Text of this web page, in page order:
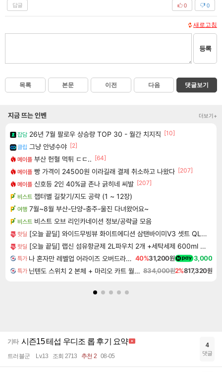
답글 0
0
새로고침
등록
목록 본문 이전 다음 댓글보기
지금 뜨는 인벤 더보기+
잡담 26년 7월 팔로우 상승량 TOP 30 - 월간 치지직 [10]
클립 그냥 안녕수야 [2]
메이플 부산 헌혈 먹튀 ㄷㄷ.. [64]
메이플 빵 가격이 24500원 이라길래 결제 취소하고 나왔다 [207]
메이플 신호등 2인 40%글 존나 긁히네 씨발 [207]
비스트 챕터별 길찾기/지도 공략 (1 ~ 12장)
여행 7월~8월 부산-단양-충주-울진 다녀왔어요~
비스트 비스트 오브 리인카네이션 정보/공략글 모음
핫딜 [오늘 끝딜] 와이드무빙뷰 화이트에디션 삼탠바이미V3 셋트 QLED 101cm(40인치) FHD 스마트 이동식 TV 유압식 높이조절 중소바이미 자가설치
핫딜 [오늘 끝딜] 랩신 섬유항균제 2L파우치 2개 +세탁세제 600ml 빨래 쉰내 땀냄새 탈취 실내건조 항균 살균
특가 나 혼자만 레벨업 어라이즈 오버드라이브 디럭스 에디션 Solo Leveling Arise Overdrive Deluxe Edition 40%31,200원 3,000
특가 닌텐도 스위치 2 본체 + 마리오 카트 월드 + 포켓몬 포코피아 번들 834,000원2%817,320원
기타 시즌15 테섭 우디조 롭 후기 요약
트러블군 Lv.13 조회 2713 추천 2 08-05
4
댓글